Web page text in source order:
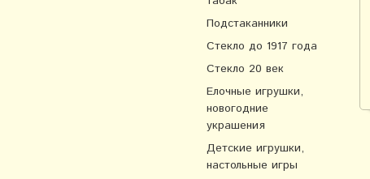
Подстаканники
Стекло до 1917 года
Стекло 20 век
Елочные игрушки,
новогодние
украшения
Детские игрушки,
настольные игры